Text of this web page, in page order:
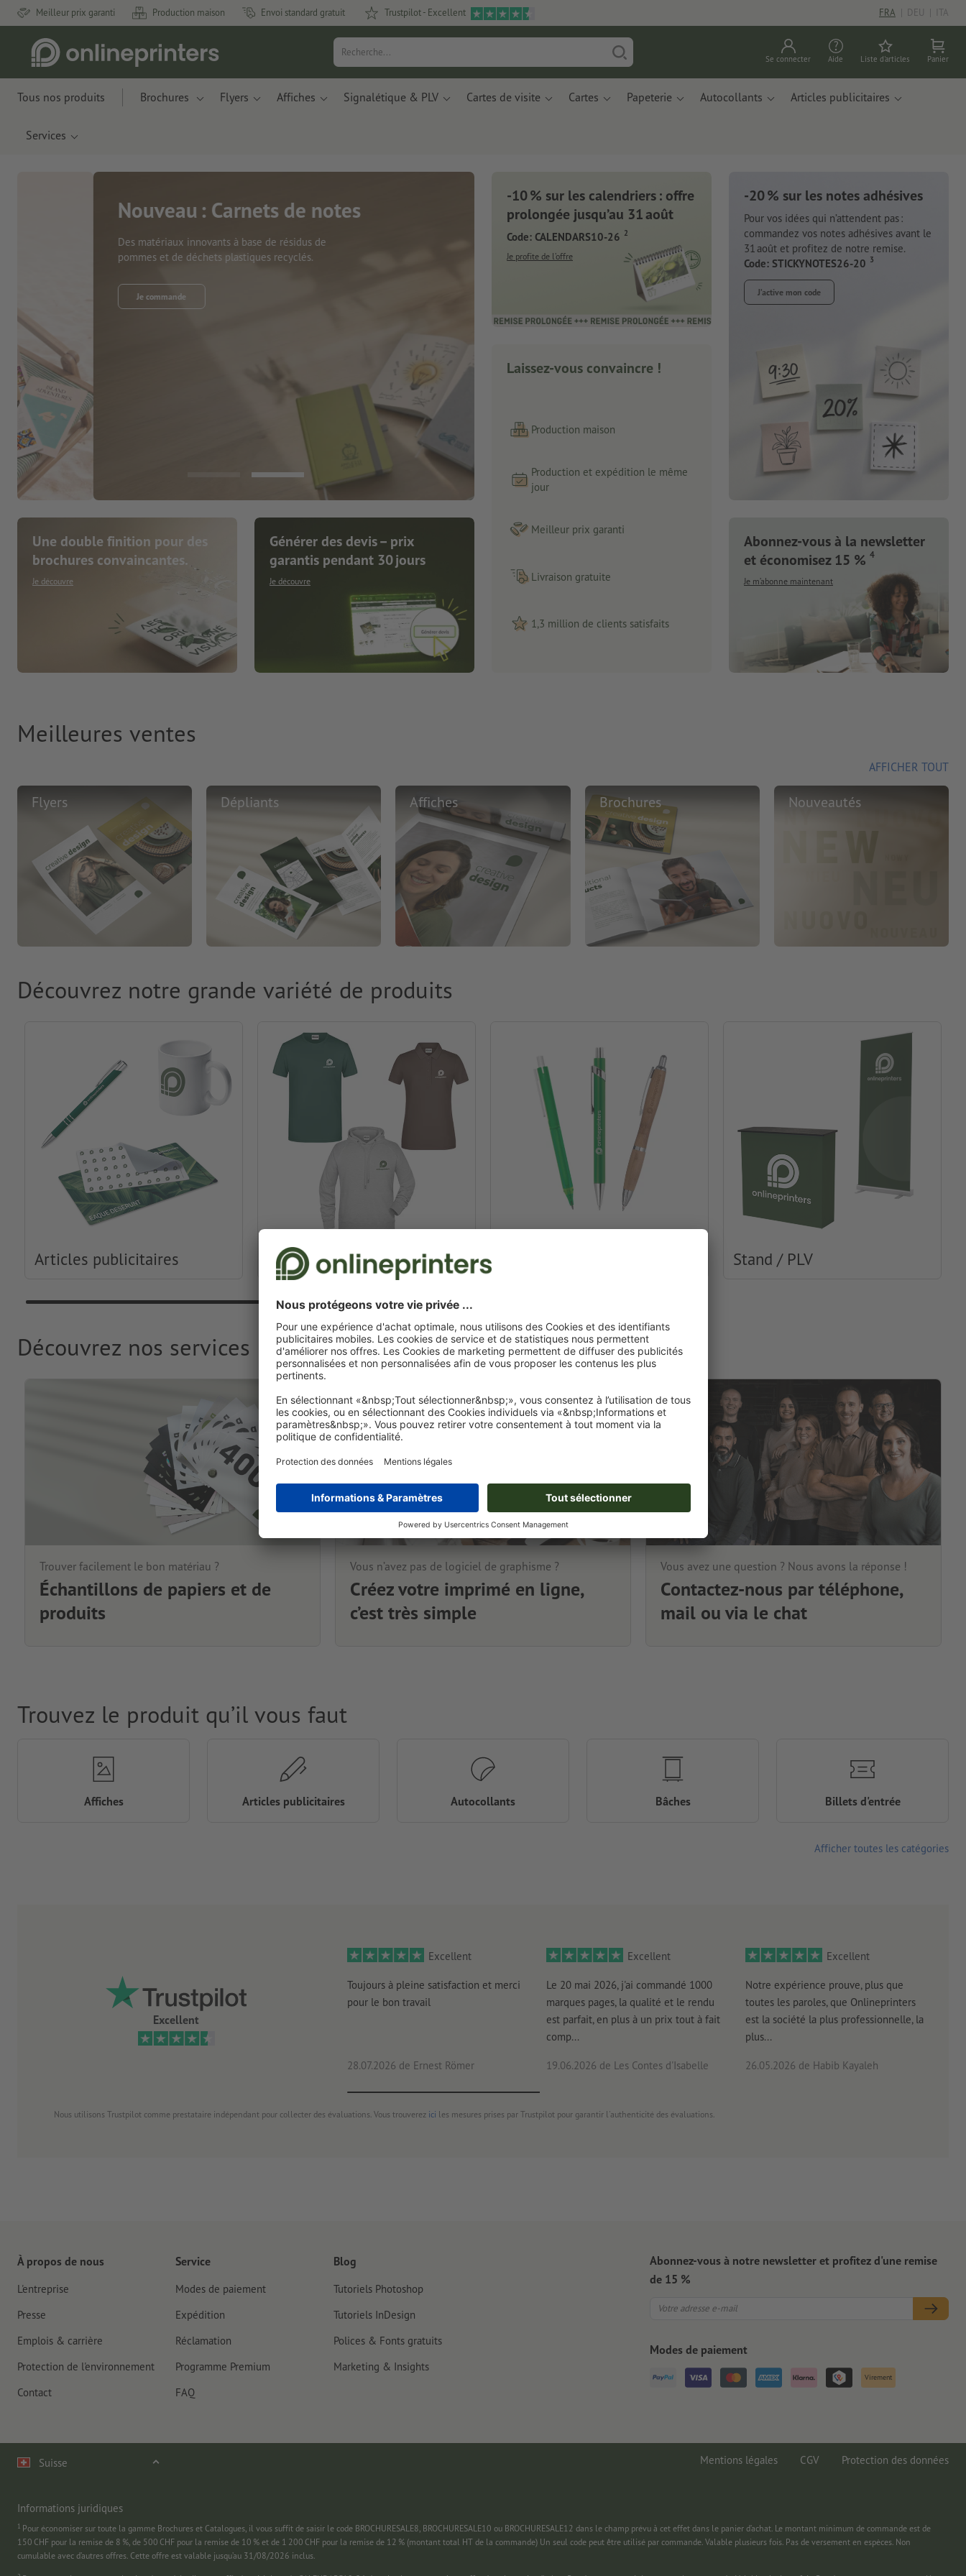
Meilleur prix garanti Production maison Envoi standard gratuit Trustpilot - Excellent FRA | DEU | ITA
Se connecter Aide Liste d'articles Panier
Tous nos produits Brochures Flyers Affiches Signalétique & PLV Cartes de visite Cartes Papeterie Autocollants Articles publicitaires
Services
Nouveau : Carnets de notes
Des matériaux innovants à base de résidus de
pommes et de déchets plastiques recyclés.
Une double finition pour des
brochures convaincantes.
Je découvre
Générer des devis – prix
garantis pendant 30 jours
Je découvre
-10 % sur les calendriers : offre
prolongée jusqu’au 31 août
Code: CALENDARS10-26 2
Je profite de l’offre
Laissez-vous convaincre !
Production maison
Production et expédition le même
jour
Meilleur prix garanti
Livraison gratuite
1,3 million de clients satisfaits
-20 % sur les notes adhésives
Pour vos idées qui n’attendent pas :
commandez vos notes adhésives avant le
31 août et profitez de notre remise.
Code: STICKYNOTES26-20 3
J’active mon code
Abonnez-vous à la newsletter
et économisez 15 % 4
Je m’abonne maintenant
Meilleures ventes
AFFICHER TOUT
Flyers Dépliants Affiches Brochures Nouveautés
Découvrez notre grande variété de produits
Articles publicitaires Habillement & Textiles Stand / PLV
Découvrez nos services
Trouver facilement le bon matériau ?
Échantillons de papiers et de
produits
Vous n’avez pas de logiciel de graphisme ?
Créez votre imprimé en ligne,
c’est très simple
Vous avez une question ? Nous avons la réponse !
Contactez-nous par téléphone,
mail ou via le chat
Excellent
Excellent
Toujours à pleine satisfaction et merci
pour le bon travail
28.07.2026 de Ernest Römer
Excellent
Le 20 mai 2026, j'ai commandé 1000
marques pages, la qualité et le rendu
est parfait, en plus à un prix tout à fait
comp...
19.06.2026 de Les Contes d'Isabelle
Excellent
Notre expérience prouve, plus que
toutes les paroles, que Onlineprinters
est la société la plus professionnelle, la
plus...
26.05.2026 de Habib Kayaleh
Nous utilisons Trustpilot comme prestataire indépendant pour collecter des évaluations. Vous trouverez ici les mesures prises par Trustpilot pour garantir l'authenticité des évaluations.
Trouvez le produit qu’il vous faut
Affiches Articles publicitaires Autocollants Bâches Billets d'entrée
Afficher toutes les catégories
À propos de nous
L'entreprise
Presse
Emplois & carrière
Protection de l'environnement
Contact
Service
Modes de paiement
Expédition
Réclamation
Programme Premium
FAQ
Blog
Tutoriels Photoshop
Tutoriels InDesign
Polices & Fonts gratuits
Marketing & Insights
Abonnez-vous à notre newsletter et profitez d'une remise
de 15 %
Modes de paiement
Virement
Suisse Mentions légales CGV Protection des données
Informations juridiques
1 Pour économiser sur toute la gamme Brochures et Catalogues, il vous suffit de saisir le code BROCHURESALE8, BROCHURESALE10 ou BROCHURESALE12 dans le champ prévu à cet effet dans le panier d’achat. Le montant minimum de commande est de
150 CHF pour la remise de 8 %, de 500 CHF pour la remise de 10 % et de 1 200 CHF pour la remise de 12 % (montant total HT de la commande) Un seul code peut être utilisé par commande. Valable plusieurs fois. Pas de versement en espèces. Non
cumulable avec d’autres offres. Cette offre est valable jusqu’au 31/08/2026 inclus.